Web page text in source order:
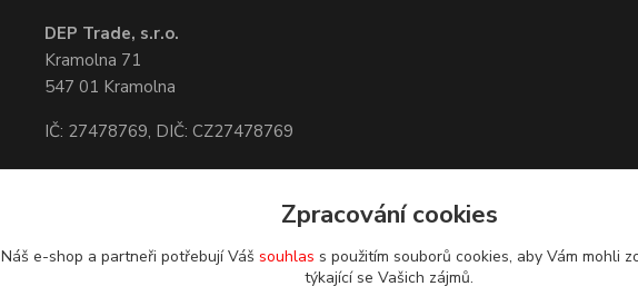
DEP Trade, s.r.o.
Kramolna 71
547 01 Kramolna
IČ: 27478769, DIČ: CZ27478769
Zpracování cookies
Náš e-shop a partneři potřebují Váš souhlas s použitím souborů cookies, aby Vám mohli
týkající se Vašich zájmů.